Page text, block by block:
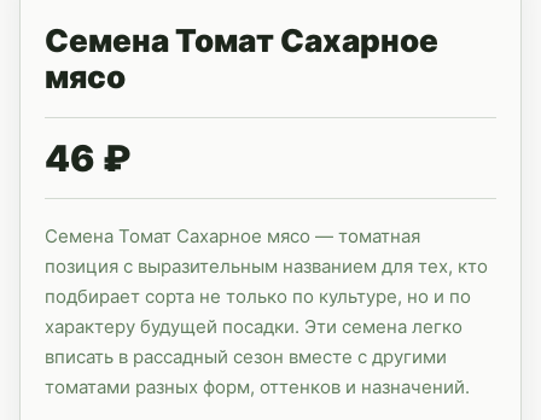
Семена Томат Сахарное
мясо
46 ₽
Семена Томат Сахарное мясо — томатная
позиция с выразительным названием для тех, кто
подбирает сорта не только по культуре, но и по
характеру будущей посадки. Эти семена легко
вписать в рассадный сезон вместе с другими
томатами разных форм, оттенков и назначений.